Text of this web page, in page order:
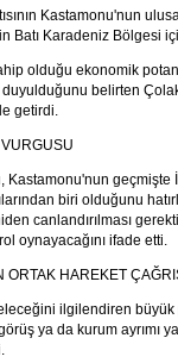
Kastamonu'nun
Batı Karadeniz Bölgesi
olduğu ekonomik
duyulduğunu belirten
getirdi.
Kastamonu'nun geçmişte
biri olduğunu
canlandırılması
oynayacağını ifade etti.
ORTAK HAREKET
ilgilendiren
ya da kurum ayrımı